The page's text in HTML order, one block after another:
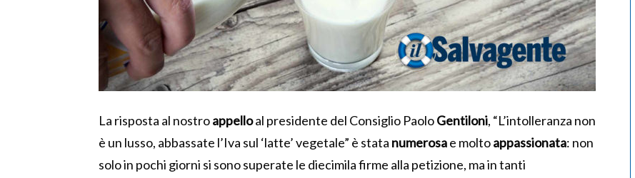
La risposta al nostroappelloal presidente del Consiglio PaoloGentiloni, “L’intolleranza non
è un lusso, abbassate l’Iva sul ‘latte’ vegetale” è stata numerosae moltoappassionata: non
solo in pochi giorni si sono superate le diecimila firme alla petizione, ma in tanti